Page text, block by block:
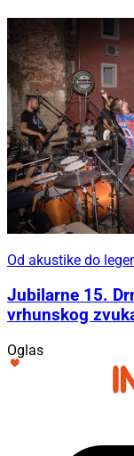
Od akustike do
Jubilarne 15.
vrhunskog
Oglas